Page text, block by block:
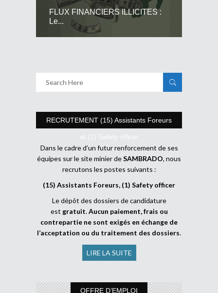
FLUX FINANCIERS ILLICITES :
Le...
RECRUTEMENT (15) Assistants Foreurs
et (1) Safety officer
Dans le cadre d’un futur renforcement de ses
équipes sur le site minier deSAMBRADO, nous
recrutons les postes suivants :
(15) Assistants Foreurs, (1) Safety officer
Le dépôt des dossiers de candidature
est gratuit.Aucun paiement, frais ou
contrepartie ne sont exigés en échange de
l’acceptation ou du traitement des dossiers.
LIRE LA SUITE
OFFRE D’EMPLOI